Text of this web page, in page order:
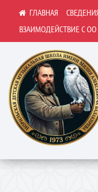
ВЗАИМОДЕЙСТВИЕ С ОО